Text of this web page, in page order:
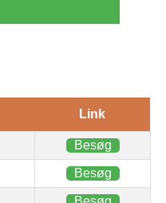
Link
Besøg
Besøg